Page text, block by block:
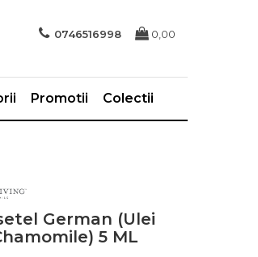
0746516998 0,00
Promotii Colectii
German (Ulei
5 ML